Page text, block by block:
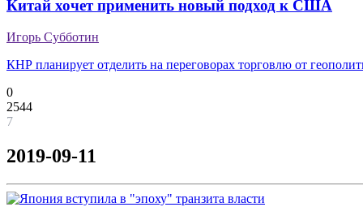
Китай хочет применить новый подход к США
Игорь Субботин
КНР планирует отделить на переговорах торговлю от
0
2544
7
2019-09-11